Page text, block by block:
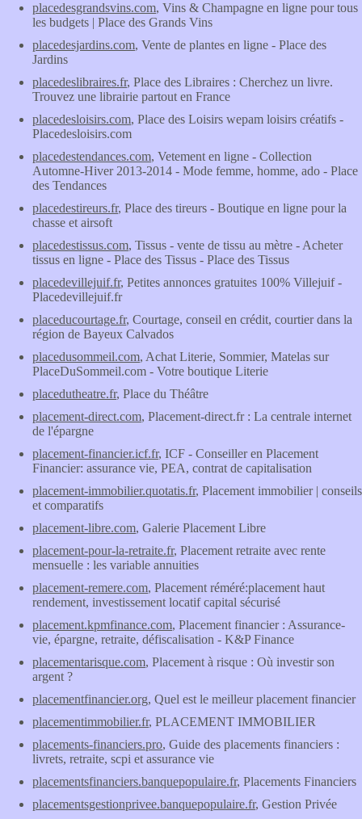
placedesgrandsvins.com, Vins & Champagne en ligne pour tous
les budgets | Place des Grands Vins
placedesjardins.com, Vente de plantes en ligne - Place des
Jardins
placedeslibraires.fr, Place des Libraires : Cherchez un livre.
Trouvez une librairie partout en France
placedesloisirs.com, Place des Loisirs wepam loisirs créatifs -
Placedesloisirs.com
placedestendances.com, Vetement en ligne - Collection
Automne-Hiver 2013-2014 - Mode femme, homme, ado - Place
des Tendances
placedestireurs.fr, Place des tireurs - Boutique en ligne pour la
chasse et airsoft
placedestissus.com, Tissus - vente de tissu au mètre - Acheter
tissus en ligne - Place des Tissus - Place des Tissus
placedevillejuif.fr, Petites annonces gratuites 100% Villejuif -
Placedevillejuif.fr
placeducourtage.fr, Courtage, conseil en crédit, courtier dans la
région de Bayeux Calvados
placedusommeil.com, Achat Literie, Sommier, Matelas sur
PlaceDuSommeil.com - Votre boutique Literie
placedutheatre.fr, Place du Théâtre
placement-direct.com, Placement-direct.fr : La centrale internet
de l'épargne
placement-financier.icf.fr, ICF - Conseiller en Placement
Financier: assurance vie, PEA, contrat de capitalisation
placement-immobilier.quotatis.fr, Placement immobilier | conseils
et comparatifs
placement-libre.com, Galerie Placement Libre
placement-pour-la-retraite.fr, Placement retraite avec rente
mensuelle : les variable annuities
placement-remere.com, Placement réméré:placement haut
rendement, investissement locatif capital sécurisé
placement.kpmfinance.com, Placement financier : Assurance-
vie, épargne, retraite, défiscalisation - K&P Finance
placementarisque.com, Placement à risque : Où investir son
argent ?
placementfinancier.org, Quel est le meilleur placement financier
placementimmobilier.fr, PLACEMENT IMMOBILIER
placements-financiers.pro, Guide des placements financiers :
livrets, retraite, scpi et assurance vie
placementsfinanciers.banquepopulaire.fr, Placements Financiers
placementsgestionprivee.banquepopulaire.fr, Gestion Privée